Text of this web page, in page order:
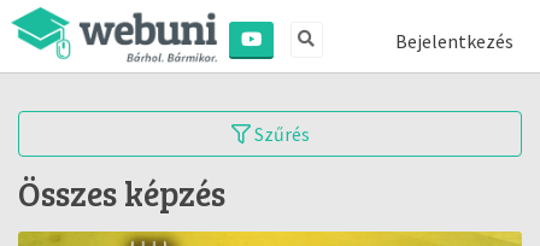
Bejelentkezés
Szűrés
Összes képzés